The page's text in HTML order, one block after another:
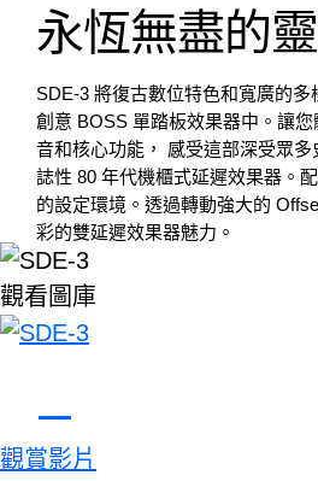
永恆無盡的
SDE-3 將復古數位特色和寬廣的
創意 BOSS 單踏板效果器中。讓
音和核心功能， 感受這部深受眾
誌性 80 年代機櫃式延遲效果器。
的設定環境。透過轉動強大的
彩的雙延遲效果器魅力。
觀看圖庫
觀賞影片